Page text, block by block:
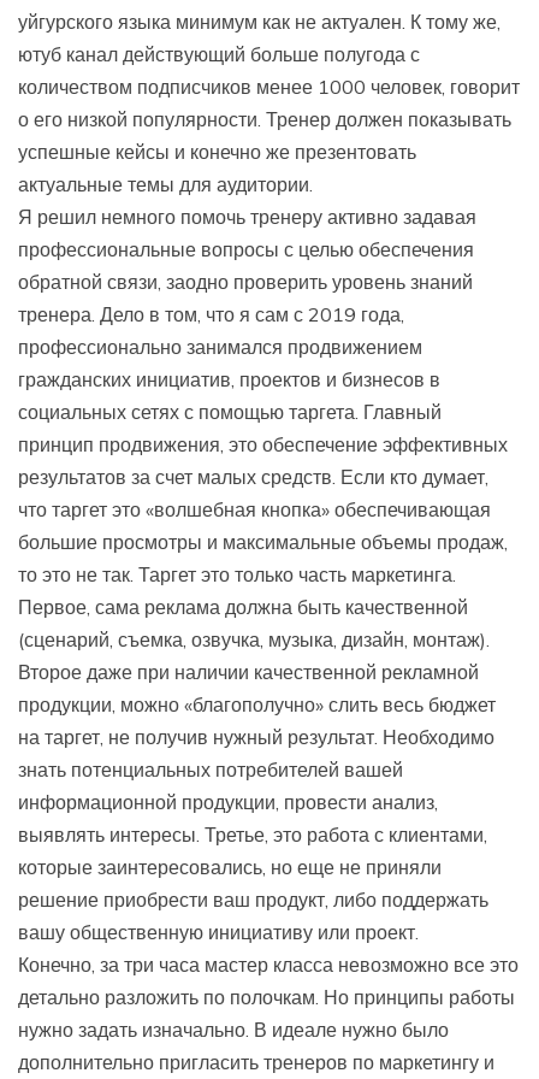
уйгурского языка минимум как не актуален. К тому же,
ютуб канал действующий больше полугода с
количеством подписчиков менее 1000 человек, говорит
о его низкой популярности. Тренер должен показывать
успешные кейсы и конечно же презентовать
актуальные темы для аудитории.
Я решил немного помочь тренеру активно задавая
профессиональные вопросы с целью обеспечения
обратной связи, заодно проверить уровень знаний
тренера. Дело в том, что я сам с 2019 года,
профессионально занимался продвижением
гражданских инициатив, проектов и бизнесов в
социальных сетях с помощью таргета. Главный
принцип продвижения, это обеспечение эффективных
результатов за счет малых средств. Если кто думает,
что таргет это «волшебная кнопка» обеспечивающая
большие просмотры и максимальные объемы продаж,
то это не так. Таргет это только часть маркетинга.
Первое, сама реклама должна быть качественной
(сценарий, съемка, озвучка, музыка, дизайн, монтаж).
Второе даже при наличии качественной рекламной
продукции, можно «благополучно» слить весь бюджет
на таргет, не получив нужный результат. Необходимо
знать потенциальных потребителей вашей
информационной продукции, провести анализ,
выявлять интересы. Третье, это работа с клиентами,
которые заинтересовались, но еще не приняли
решение приобрести ваш продукт, либо поддержать
вашу общественную инициативу или проект.
Конечно, за три часа мастер класса невозможно все это
детально разложить по полочкам. Но принципы работы
нужно задать изначально. В идеале нужно было
дополнительно пригласить тренеров по маркетингу и